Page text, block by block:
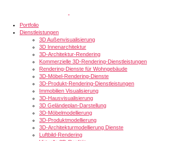
Portfolio
Dienstleistungen
3D Außenvisualisierung
3D Innenarchitektur
3D-Architektur-Rendering
Kommerzielle 3D-Rendering-Dienstleistungen
Rendering-Dienste für Wohngebäude
3D-Möbel-Rendering-Dienste
3D-Produkt-Rendering-Dienstleistungen
Immobilien Visualisierung
3D-Hausvisualisierung
3D Geländeplan-Darstellung
3D-Möbelmodellierung
3D-Produktmodellierung
3D-Architekturmodellierung Dienste
Luftbild-Rendering